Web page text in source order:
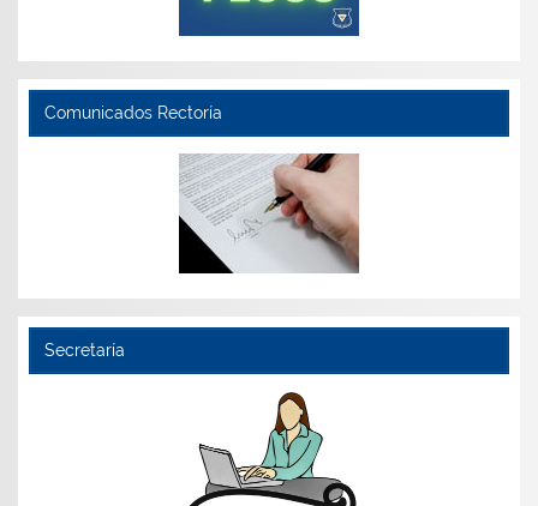
Comunicados Rectoría
Secretaría